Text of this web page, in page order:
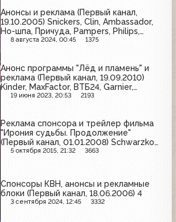
Анонсы и реклама (Первый канал,
19.10.2005) Snickers, Clin, Ambassador,
Но-шпа, Причуда, Pampers, Philips,
Кухня без границ, Filodoro, Афлубин,
8 августа 2024, 00:45 1375
Анонс программы "Лёд и пламень" и
реклама (Первый канал, 19.09.2010)
Kinder, MaxFactor, ВТБ24, Garnier,
Простоквашино, Гастал,
19 июня 2023, 20:53 2193
Реклама спонсора и трейлер фильма
"Ирония судьбы. Продолжение"
(Первый канал, 01.01.2008) Schwarzkopf
& Henkel
5 октября 2015, 21:32 3663
Спонсоры КВН, анонсы и рекламные
блоки (Первый канал, 18.06.2006) 4
3 сентября 2024, 12:45 3332